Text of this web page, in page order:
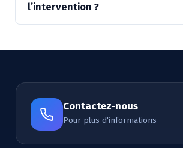
l’intervention ?
Contactez-nous
Pour plus d'informations